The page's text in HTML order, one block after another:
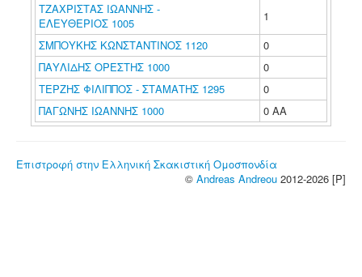
ΤΖΑΧΡΙΣΤΑΣ ΙΩΑΝΝΗΣ -
ΕΛΕΥΘΕΡΙΟΣ 1005
1
ΣΜΠΟΥΚΗΣ ΚΩΝΣΤΑΝΤΙΝΟΣ 1120
0
ΠΑΥΛΙΔΗΣ ΟΡΕΣΤΗΣ 1000
0
ΤΕΡΖΗΣ ΦΙΛΙΠΠΟΣ - ΣΤΑΜΑΤΗΣ 1295
0
ΠΑΓΩΝΗΣ ΙΩΑΝΝΗΣ 1000
0 ΑΑ
Επιστροφή στην Ελληνική Σκακιστική Ομοσπονδία
© Andreas Andreou 2012-2026 [P]